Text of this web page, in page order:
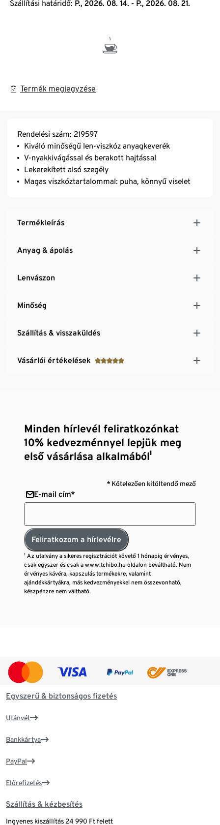
Szállítási határidő: P., 2026. 08. 14. - P., 2026. 08. 21.
Termék megjegyzése
Rendelési szám: 219597
Kiváló minőségű len-viszkóz anyagkeverék
V-nyakkivágással és berakott hajtással
Lekerekített alsó szegély
Magas viszkóztartalommal: puha, könnyű viselet
Termékleírás
Anyag & ápolás
Lenvászon
Minőség
Szállítás & visszaküldés
Vásárlói értékelések
Minden hírlevél feliratkozónkat
10% kedvezménnyel lepjük meg
első vásárlása alkalmából¹
* Kötelezően kitöltendő mező
E-mail cím*
Feliratkozom a hírlevélre
¹ Az utalvány a sikeres regisztrációt követő 1 hónapig érvényes,
csak egyszer és csak a www.tchibo.hu oldalon beváltható. Nem
érvényes kávéra, kapszulás termékekre, valamint
ajándékkártyákra, más kedvezményekkel nem összevonható,
készpénzre nem váltható.
Egyszerű & biztonságos fizetés
Utánvét
Bankkártya
PayPal
Előrefizetés
Szállítás & kézbesítés
Ingyenes kiszállítás 24 990 Ft felett